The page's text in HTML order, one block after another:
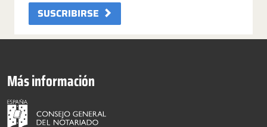
SUSCRIBIRSE
Más información